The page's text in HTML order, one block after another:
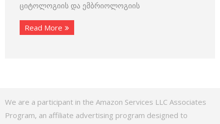
ციტოლოგიის და ემბრიოლოგიის
Read More
We are a participant in the Amazon Services LLC Associates
Program, an affiliate advertising program designed to